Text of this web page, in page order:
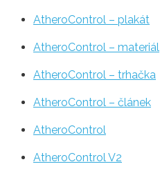
AtheroControl – plakát
AtheroControl – materiál
AtheroControl – trhačka
AtheroControl – článek
AtheroControl
AtheroControl V2